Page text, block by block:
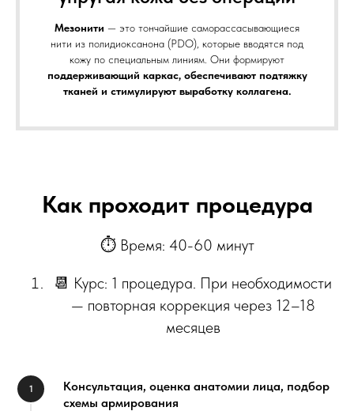
Мезонити — это тончайшие саморассасывающиеся
нити из полидиоксанона (PDO), которые вводятся под
кожу по специальным линиям. Они формируют
поддерживающий каркас, обеспечивают подтяжку
тканей и стимулируют выработку коллагена.
Как проходит процедура
⏱ Время: 40-60 минут
📆 Курс: 1 процедура. При необходимости
— повторная коррекция через 12–18
месяцев
Консультация, оценка анатомии лица, подбор
схемы армирования